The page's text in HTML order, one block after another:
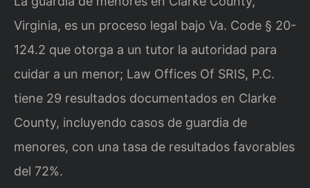
Virginia, es un proceso legal bajo Va. Code § 20-
124.2 que otorga a un tutor la autoridad para
cuidar a un menor; Law Offices Of SRIS, P.C.
tiene 29 resultados documentados en Clarke
County, incluyendo casos de guardia de
menores, con una tasa de resultados favorables
del 72%.